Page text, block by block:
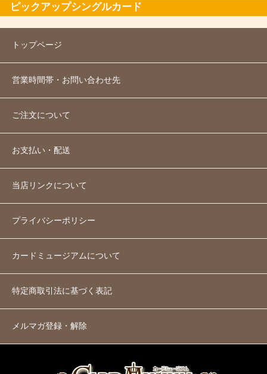
ピックアップシングルカード
トップページ
営業時間帯・お問い合わせ先
ご注文について
お支払い・配送
当店リンクについて
プライバシーポリシー
カードミュージアムについて
特定商取引法に基づく表記
メルマガ登録・解除